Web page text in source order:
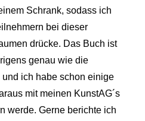
Schrank, sodass ich
bei dieser
drücke. Das Buch ist
genau wie die
ich habe schon einige
mit meinen KunstAG´s
werde. Gerne berichte ich